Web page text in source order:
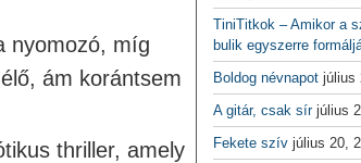
nyomozó, míg
ám korántsem
thriller, amely
TiniTitkok – Amikor a
bulik egyszerre
Boldog névnapot július
A gitár, csak sír július
Fekete szív július 20,